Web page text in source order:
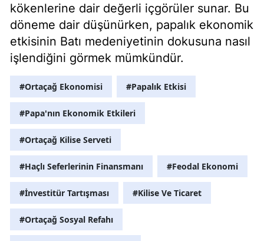
kökenlerine dair değerli içgörüler sunar. Bu
döneme dair düşünürken, papalık ekonomik
etkisinin Batı medeniyetinin dokusuna nasıl
işlendiğini görmek mümkündür.
#Ortaçağ Ekonomisi #Papalık Etkisi
#Papa'nın Ekonomik Etkileri
#Ortaçağ Kilise Serveti
#Haçlı Seferlerinin Finansmanı #Feodal Ekonomi
#İnvestitür Tartışması #Kilise Ve Ticaret
#Ortaçağ Sosyal Refahı